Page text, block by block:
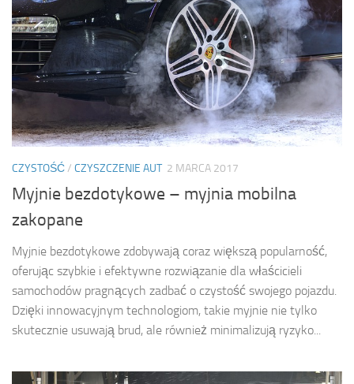
CZYSTOŚĆ/ CZYSZCZENIE AUT 2 MARCA 2017
Myjnie bezdotykowe – myjnia mobilna
zakopane
Myjnie bezdotykowe zdobywają coraz większą popularność,
oferując szybkie i efektywne rozwiązanie dla właścicieli
samochodów pragnących zadbać o czystość swojego pojazdu.
Dzięki innowacyjnym technologiom, takie myjnie nie tylko
skutecznie usuwają brud, ale również minimalizują ryzyko...